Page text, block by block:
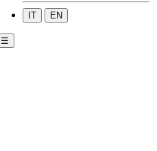
IT EN
☰